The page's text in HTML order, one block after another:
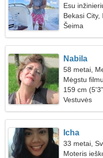
Esu
Bekasi City,
Šeima
Nabila
58 metai,
Mėgstu
159 cm
Vestuvės
Icha
33 metai,
Moteris